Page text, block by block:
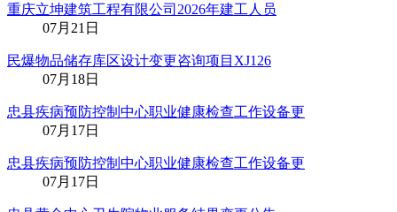
重庆立坤建筑工程有限公司2026年建工人员
07月21日
民爆物品储存库区设计变更咨询项目XJ126
07月18日
忠县疾病预防控制中心职业健康检查工作设备更
07月17日
忠县疾病预防控制中心职业健康检查工作设备更
07月17日